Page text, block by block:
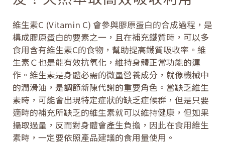
維生素C (Vitamin C) 會參與膠原蛋白的合成過程，是
構成膠原蛋白的要素之一，且在補充鐵質時，可以多
食用含有維生素C的食物，幫助提高鐵質吸收率。維
生素Ｃ也是能有效抗氧化，維持身體正常功能的運
作。維生素是身體必需的微量營養成分，就像機械中
的潤滑油，是調節新陳代謝的重要角色。當缺乏維生
素時，可能會出現特定症狀的缺乏症候群，但是只要
適時的補充所缺乏的維生素就可以維持健康，但如果
攝取過量，反而對身體會產生負擔，因此在食用維生
素時，一定要依照產品建議的食用量使用。